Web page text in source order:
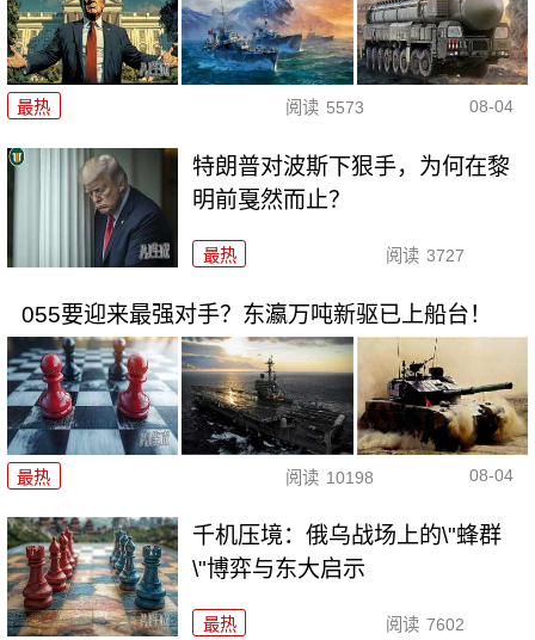
最热 阅读 5573 08-04
特朗普对波斯下狠手，为何在黎
明前戛然而止？
最热 阅读 3727
055要迎来最强对手？东瀛万吨新驱已上船台！
最热 阅读 10198 08-04
千机压境：俄乌战场上的\"蜂群
\"博弈与东大启示
最热 阅读 7602